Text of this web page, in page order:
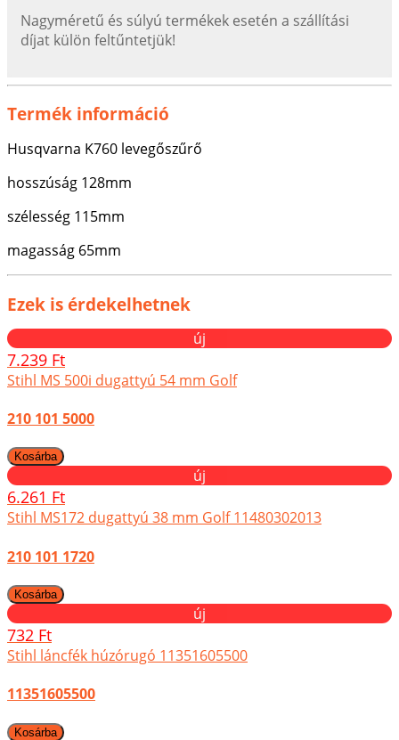
Nagyméretű és súlyú termékek esetén a szállítási
díjat külön feltűntetjük!
Termék információ
Husqvarna K760 levegőszűrő
hosszúság 128mm
szélesség 115mm
magasság 65mm
Ezek is érdekelhetnek
új
7.239 Ft
Stihl MS 500i dugattyú 54 mm Golf
210 101 5000
új
6.261 Ft
Stihl MS172 dugattyú 38 mm Golf 11480302013
210 101 1720
új
732 Ft
Stihl láncfék húzórugó 11351605500
11351605500